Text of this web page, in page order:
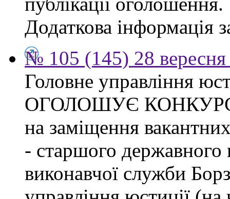
Додаткова інформація
№ 105 (145) 28 вересня
Головне управління
ОГОЛОШУЄ
на заміщення
- старшого державного
виконавчої служби